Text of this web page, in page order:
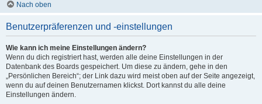
Nach oben
Benutzerpräferenzen und -einstellungen
Wie kann ich meine Einstellungen ändern?
Wenn du dich registriert hast, werden alle deine Einstellungen in der
Datenbank des Boards gespeichert. Um diese zu ändern, gehe in den
„Persönlichen Bereich“; der Link dazu wird meist oben auf der Seite angezeigt,
wenn du auf deinen Benutzernamen klickst. Dort kannst du alle deine
Einstellungen ändern.